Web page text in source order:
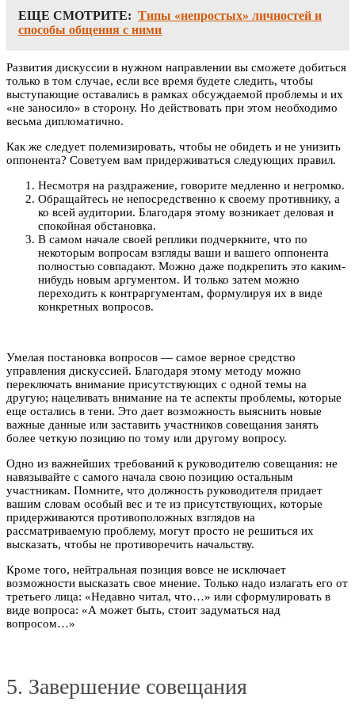
ЕЩЕ СМОТРИТЕ: Типы «непростых» личностей и
способы общения с ними
Развития дискуссии в нужном направлении вы сможете добиться
только в том случае, если все время будете следить, чтобы
выступающие оставались в рамках обсуждаемой проблемы и их
«не заносило» в сторону. Но действовать при этом необходимо
весьма дипломатично.
Как же следует полемизировать, чтобы не обидеть и не унизить
оппонента? Советуем вам придерживаться следующих правил.
Несмотря на раздражение, говорите медленно и негромко.
Обращайтесь не непосредственно к своему противнику, а
ко всей аудитории. Благодаря этому возникает деловая и
спокойная обстановка.
В самом начале своей реплики подчеркните, что по
некоторым вопросам взгляды ваши и вашего оппонента
полностью совпадают. Можно даже подкрепить это каким-
нибудь новым аргументом. И только затем можно
переходить к контраргументам, формулируя их в виде
конкретных вопросов.
Умелая постановка вопросов — самое верное средство
управления дискуссией. Благодаря этому методу можно
переключать внимание присутствующих с одной темы на
другую; нацеливать внимание на те аспекты проблемы, которые
еще остались в тени. Это дает возможность выяснить новые
важные данные или заставить участников совещания занять
более четкую позицию по тому или другому вопросу.
Одно из важнейших требований к руководителю совещания: не
навязывайте с самого начала свою позицию остальным
участникам. Помните, что должность руководителя придает
вашим словам особый вес и те из присутствующих, которые
придерживаются противоположных взглядов на
рассматриваемую проблему, могут просто не решиться их
высказать, чтобы не противоречить начальству.
Кроме того, нейтральная позиция вовсе не исключает
возможности высказать свое мнение. Только надо излагать его от
третьего лица: «Недавно читал, что…» или сформулировать в
виде вопроса: «А может быть, стоит задуматься над
вопросом…»
5. Завершение совещания